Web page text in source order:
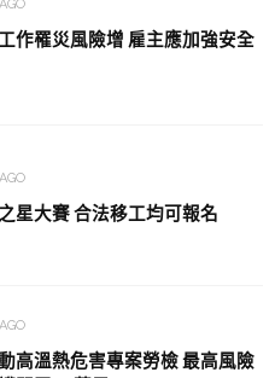
作罹災風險增 雇主應加強安全
星大賽 合法移工均可報名
高溫熱危害專案勞檢 最高風險